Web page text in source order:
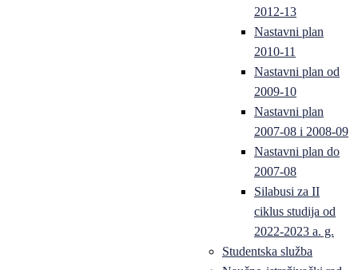
2012-13
Nastavni plan
2010-11
Nastavni plan od
2009-10
Nastavni plan
2007-08 i 2008-09
Nastavni plan do
2007-08
Silabusi za II
ciklus studija od
2022-2023 a. g.
Studentska služba